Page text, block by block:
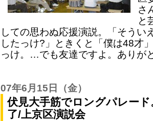
さ
と
しての思わぬ応援演説。「そうい
したっけ?」ときくと「僕は48才
っけ。…でも友達ですよ。ありが
07年6月15日 （金）
伏見大手筋でロングパレー
了/上京区演説会